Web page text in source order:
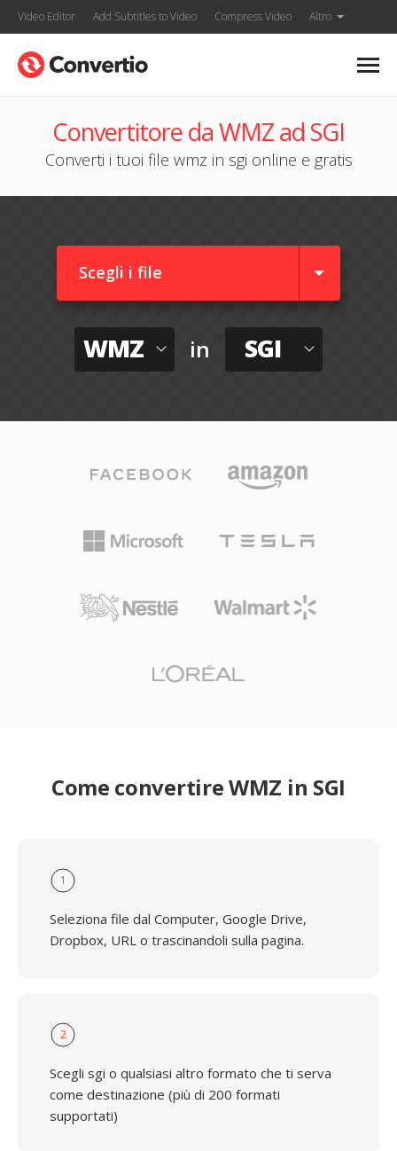
Video Editor Add Subtitles to Video Compress Video Altro
Convertitore da WMZ ad SGI
Converti i tuoi file wmz in sgi online e gratis
Scegli i file
WMZ in SGI
Come convertire WMZ in SGI
1
Seleziona file dal Computer, Google Drive,
Dropbox, URL o trascinandoli sulla pagina.
2
Scegli sgi o qualsiasi altro formato che ti serva
come destinazione (più di 200 formati
supportati)